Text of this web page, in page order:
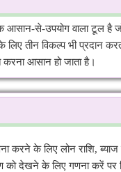
से-उपयोग वाला टूल है
तीन विकल्प भी प्रदान
आसान हो जाता है।
के लिए लोन राशि, ब्याज
को देखने के लिए गणना करें पर